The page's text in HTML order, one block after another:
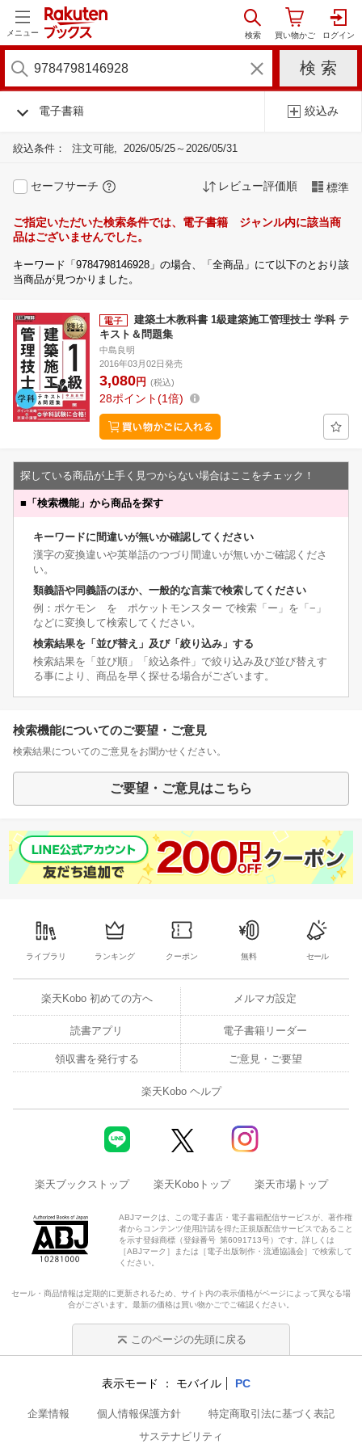
メニュー
電子書籍 絞込み
絞込条件： 注文可能 2026/05/25～2026/05/31
セーフサーチ レビュー評価順 標準
ご指定いただいた検索条件では、電子書籍 ジャンル内に該当商
品はございませんでした。
キーワード「9784798146928」の場合、「全商品」にて以下のとおり該
当商品が見つかりました。
建築土木教科書 1級建築施工管理技士 学科 テ
キスト＆問題集
中島良明
2016年03月02日発売
3,080円 (税込)
28ポイント 1倍
探している商品が上手く見つからない場合はここをチェック！
■ 「検索機能」から商品を探す
キーワードに間違いが無いか確認してください
漢字の変換違いや英単語のつづり間違いが無いかご確認くださ
い。
類義語や同義語のほか、一般的な言葉で検索してください
例：ポケモン を ポケットモンスター で検索「ー」を「−」
などに変換して検索してください。
検索結果を「並び替え」及び「絞り込み」する
検索結果を「並び順」「絞込条件」で絞り込み及び並び替えす
る事により、商品を早く探せる場合がございます。
検索機能についてのご要望・ご意見
検索結果についてのご意見をお聞かせください。
ご要望・ご意見はこちら
ライブラリ ランキング クーポン 無料 セール
楽天Kobo 初めての方へ メルマガ設定
読書アプリ 電子書籍リーダー
領収書を発行する ご意見・ご要望
楽天Kobo ヘルプ
楽天ブックストップ 楽天Koboトップ 楽天市場トップ
ABJマークは、この電子書店・電子書籍配信サービスが、著作権
者からコンテンツ使用許諾を得た正規版配信サービスであること
を示す登録商標（登録番号 第6091713号）です。詳しくは
［ABJマーク］または［電子出版制作・流通協議会］で検索して
ください。
セール・商品情報は定期的に更新されるため、サイト内の表示価格がページによって異なる場
合がございます。最新の価格は買い物かごでご確認ください。
このページの先頭に戻る
表示モード モバイル PC
企業情報 個人情報保護方針
特定商取引法に基づく表記
サステナビリティ